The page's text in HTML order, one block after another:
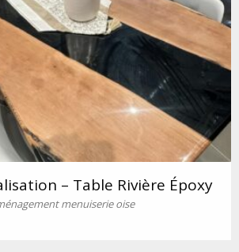
– Table Rivière Époxy
menuiserie oise